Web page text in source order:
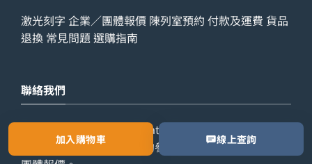
加入購物車
激光刻字 企業／團體報價 陳列室預約 付款及運費 貨品
退換 常見問題 選購指南
聯絡我們
WhatsApp：
2861 8762 歡迎預約參觀陳列室，或索取公司／
線上查詢